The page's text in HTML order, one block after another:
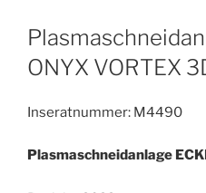
ONYX VORTEX
Inseratnummer: M4490
Plasmaschneidanlage